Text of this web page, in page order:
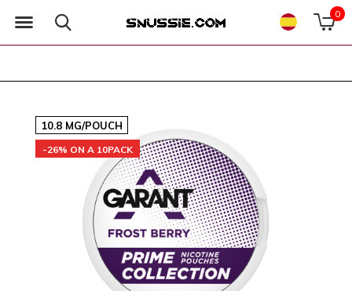
0
10.8 MG/POUCH
-26% ON A 10PACK